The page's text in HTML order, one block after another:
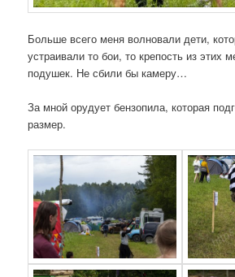
Больше всего меня волновали дети,
устраивали то бои, то крепость из этих
подушек. Не сбили бы камеру…
За мной орудует бензопила, которая
размер.